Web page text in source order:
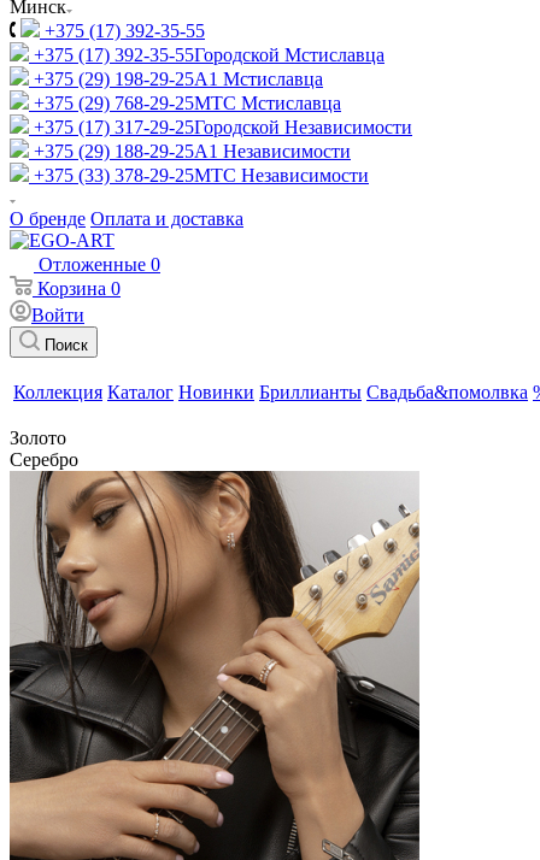
Минск
+375 (17) 392-35-55
+375 (17) 392-35-55Городской Мстиславца
+375 (29) 198-29-25A1 Мстиславца
+375 (29) 768-29-25МТС Мстиславца
+375 (17) 317-29-25Городской Независимости
+375 (29) 188-29-25A1 Независимости
+375 (33) 378-29-25МТС Независимости
О бренде Оплата и доставка
Отложенные 0
Корзина 0
Войти
Поиск
Коллекция Каталог Новинки Бриллианты Свадьба&помолвка
Золото
Серебро